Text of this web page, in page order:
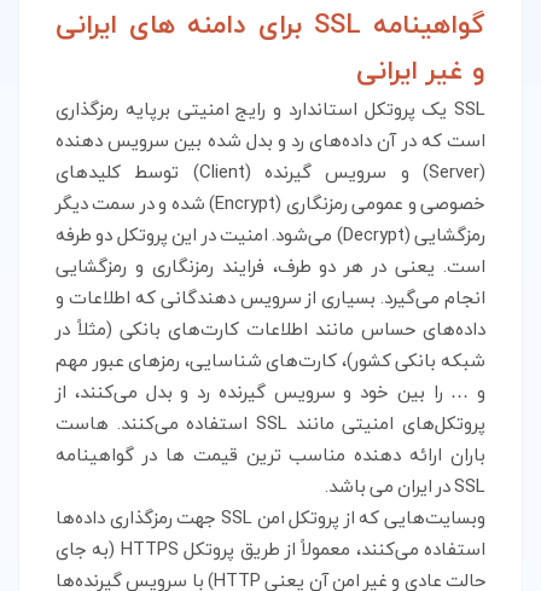
گواهینامه SSL برای دامنه های ایرانی
و غیر ایرانی
SSL یک پروتکل استاندارد و رایج امنیتی برپایه رمزگذاری
است که در آن داده‌های رد و بدل شده بین سرویس دهنده
(Server) و سرویس گیرنده (Client) توسط کلیدهای
خصوصی و عمومی رمزنگاری (Encrypt) شده و در سمت دیگر
رمزگشایی (Decrypt) می‌شود. امنیت در این پروتکل دو طرفه
است. یعنی در هر دو طرف، فرایند رمزنگاری و رمزگشایی
انجام می‌گیرد. بسیاری از سرویس دهندگانی که اطلاعات و
داده‌های حساس مانند اطلاعات کارت‌های بانکی (مثلاً در
شبکه بانکی کشور)، کارت‌های شناسایی، رمزهای عبور مهم
و … را بین خود و سرویس گیرنده رد و بدل می‌کنند، از
پروتکل‌های امنیتی مانند SSL استفاده می‌کنند. هاست
باران ارائه دهنده مناسب ترین قیمت ها در گواهینامه
SSL در ایران می باشد.
وبسایت‌هایی که از پروتکل امن SSL جهت رمزگذاری داده‌ها
استفاده می‌کنند، معمولاً از طریق پروتکل HTTPS (به جای
حالت عادی و غیر امن آن یعنی HTTP) با سرویس گیرنده‌ها